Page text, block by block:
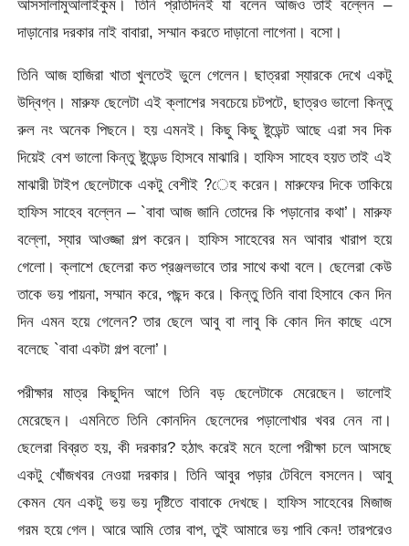
আসসালামুআলাইকুম। তিনি প্রতিদিনই যা বলেন আজও তাই বল্লেন –
দাড়ানোর দরকার নাই বাবারা, সম্মান করতে দাড়ানো লাগেনা। বসো।
তিনি আজ হাজিরা খাতা খুলতেই ভুলে গেলেন। ছাত্ররা স্যারকে দেখে একটু
উদ্বিগ্ন। মারুফ ছেলেটা এই ক্লাশের সবচেয়ে চটপটে, ছাত্রও ভালো কিন্তু
রুল নং অনেক পিছনে। হয় এমনই। কিছু কিছু ষ্টুডেন্ট আছে এরা সব দিক
দিয়েই বেশ ভালো কিন্তু ষ্টুডেন্ড হিাসবে মাঝারি। হাফিস সাহেব হয়ত তাই এই
মাঝারী টাইপ ছেলেটাকে একটু বেশীই ?েহ করেন। মারুফের দিকে তাকিয়ে
হাফিস সাহেব বল্লেন – `বাবা আজ জানি তোদের কি পড়ানোর কথা’। মারুফ
বল্লো, স্যার আওজ্জা গল্প করেন। হাফিস সাহেবের মন আবার খারাপ হয়ে
গেলো। ক্লাশে ছেলেরা কত প্রঞ্জলভাবে তার সাথে কথা বলে। ছেলেরা কেউ
তাকে ভয় পায়না, সম্মান করে, পছন্দ করে। কিন্তু তিনি বাবা হিসাবে কেন দিন
দিন এমন হয়ে গেলেন? তার ছেলে আবু বা লাবু কি কোন দিন কাছে এসে
বলেছে `বাবা একটা গল্প বলো’।
পরীক্ষার মাত্র কিছুদিন আগে তিনি বড় ছেলেটাকে মেরেছেন। ভালোই
মেরেছেন। এমনিতে তিনি কোনদিন ছেলেদের পড়ালোখার খবর নেন না।
ছেলেরা বিব্রত হয়, কী দরকার? হঠাৎ করেই মনে হলো পরীক্ষা চলে আসছে
একটু খোঁজখবর নেওয়া দরকার। তিনি আবুর পড়ার টেবিলে বসলেন। আবু
কেমন যেন একটু ভয় ভয় দৃষ্টিতে বাবাকে দেখছে। হাফিস সাহেবের মিজাজ
গরম হয়ে গেল। আরে আমি তোর বাপ, তুই আমারে ভয় পাবি কেন! তারপরেও